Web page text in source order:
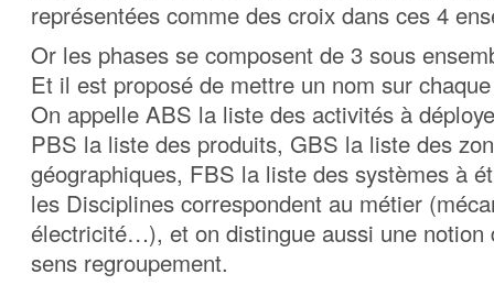
représentées comme des croix dans ces 4
Or les phases se composent de 3 sous
Et il est proposé de mettre un nom sur
On appelle ABS la liste des activités à
PBS la liste des produits, GBS la liste des
géographiques, FBS la liste des systèmes à
les Disciplines correspondent au métier
électricité…), et on distingue aussi une notion
sens regroupement.